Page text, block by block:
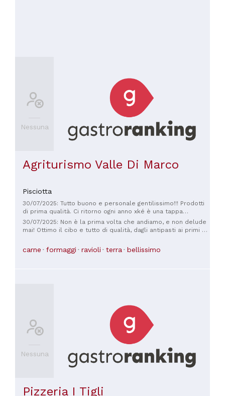
Nessuna
Agriturismo Valle Di Marco
Pisciotta
30/07/2025: Tutto buono e personale gentilissimo!!! Prodotti
di prima qualità. Ci ritorno ogni anno xké è una tappa
fondamentale per le mie vacanze.
30/07/2025: Non è la prima volta che andiamo, e non delude
mai! Ottimo il cibo e tutto di qualità, dagli antipasti ai primi e
location è un incanto,giardino con vista mare...che dire!
carne formaggi ravioli terra bellissimo
Nessuna
Pizzeria I Tigli